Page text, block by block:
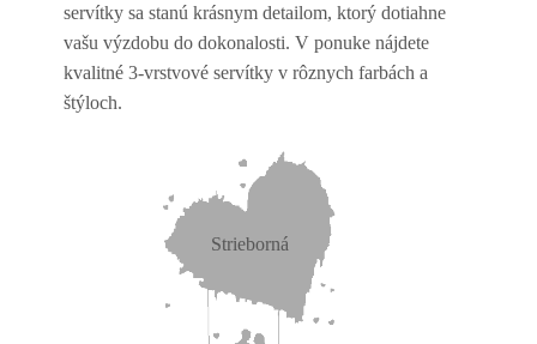
servítky sa stanú krásnym detailom, ktorý dotiahne
vašu výzdobu do dokonalosti. V ponuke nájdete
kvalitné 3-vrstvové servítky v rôznych farbách a
štýloch.
Strieborná